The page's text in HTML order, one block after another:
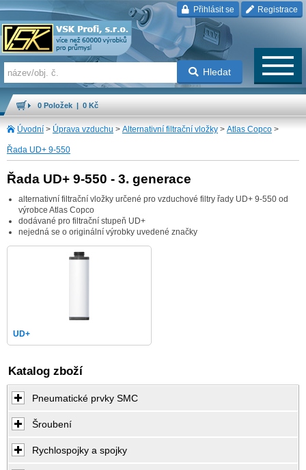
Přihlásit se Registrace
Hledat
0 Položek | 0 Kč
Úvodní > Úprava vzduchu > Alternativní filtrační vložky > Atlas Copco >
Řada UD+ 9-550
Řada UD+ 9-550 - 3. generace
alternativní filtrační vložky určené pro vzduchové filtry řady UD+ 9-550 od
výrobce Atlas Copco
dodávané pro filtrační stupeň UD+
nejedná se o originální výrobky uvedené značky
UD+
Katalog zboží
Pneumatické prvky SMC
Šroubení
Rychlospojky a spojky